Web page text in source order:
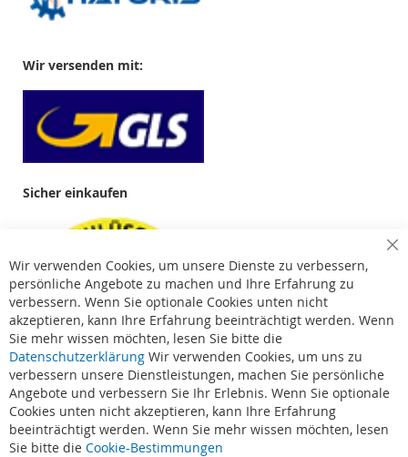
Wir versenden mit:
Sicher einkaufen
Suchbegriffe
Wir verwenden Cookies, um unsere Dienste zu verbessern,
persönliche Angebote zu machen und Ihre Erfahrung zu
verbessern. Wenn Sie optionale Cookies unten nicht
akzeptieren, kann Ihre Erfahrung beeinträchtigt werden. Wenn
Sie mehr wissen möchten, lesen Sie bitte die
Datenschutzerklärung Wir verwenden Cookies, um uns zu
verbessern unsere Dienstleistungen, machen Sie persönliche
Angebote und verbessern Sie Ihr Erlebnis. Wenn Sie optionale
Cookies unten nicht akzeptieren, kann Ihre Erfahrung
beeinträchtigt werden. Wenn Sie mehr wissen möchten, lesen
Sie bitte die Cookie-Bestimmungen